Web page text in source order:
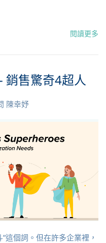
閱讀更多
銷售驚奇4超人
陳幸妤
這個詞。但在許多企業裡，